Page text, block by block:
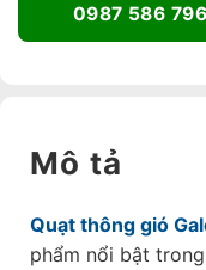
0987 586 796
Mô tả
Quạt thông gió
phẩm nổi bật